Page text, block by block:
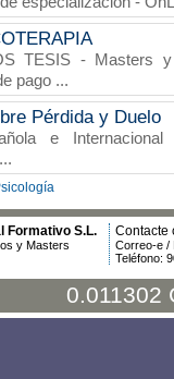
TESIS - Masters y
pago ...
Pérdida y Duelo
e Internacional
...
Formativo S.L.
y Masters
Contacte
Correo-e /
Teléfono:
0.011302